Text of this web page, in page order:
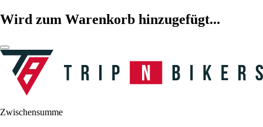
Wird zum Warenkorb hinzugefügt...
Zwischensumme